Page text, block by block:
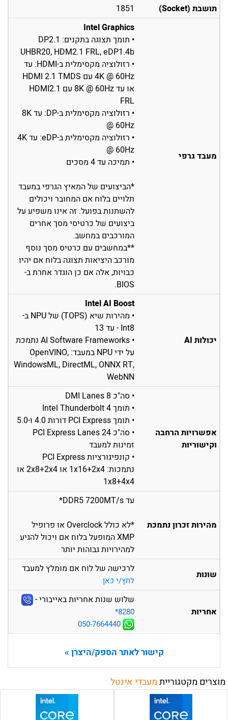
תושבת (Socket) 1851
מעבד גרפי
Intel Graphics
• תומך תצוגה בתקנים: DP2.1
UHBR20, HDM2.1 FRL, eDP1.4b
• רזולוציה מקסימלית ב-HDMI: עד
4K @ 60Hz עם HDMI 2.1 TMDS
או עד 8K @ 60Hz עם HDMI2.1
FRL
• רזולוציה מקסימלית ב-DP: עד 8K
@ 60Hz
• רזולוציה מקסימלית ב-eDP: עד 4K
@ 60Hz
• תמיכה עד 4 מסכים
*הביצועים של המאיץ הגרפי במעבד
תלויים בלוח אם המחובר ויכולים
להשתנות בפועל. זה אינו משפיע על
ביצועים של כרטיסי מסך אחרים
המורכבים במחשב.
**במחשבים עם כרטיס מסך נוסף
מורכב היציאות תצוגה בלוח אם יהיו
כבויות, אלה אם כן הוגדר אחרת ב-
BIOS.
יכולות AI
Intel AI Boost
• מהירות שיא (TOPS) של NPU ב-
Int8 - עד 13
• AI Software Frameworks נתמכת
על ידי NPU במעבד: OpenVINO,
WindowsML, DirectML, ONNX RT,
WebNN
אפשרויות הרחבה
וקישוריות
• סה"כ 8 DMI Lanes
• תומך Intel Thunderbolt 4
• תומך PCI Express דורות 4.0 ו-5.0
• סה"כ 24 PCI Express Lanes
זמינות למעבד
• קונפיגורציות PCI Express
נתמכות: 1x16+2x4 או 2x8+2x4 או
1x8+4x4
מהירות זכרון נתמכת
עד DDR5 7200MT/s*
*לא כולל Overclock או פרופיל
XMP המופעל בלוח אם ויכול להגיע
למהירויות גבוהות יותר
שונות לרכישה של לוח אם מומלץ למעבד
לחץ/י כאן
אחריות
שלוש שנות אחריות באייבורי -
‎*8280
050-7664440
קישור לאתר הספק/היצרן »
מוצרים מקטגורייתמעבדי אינטל